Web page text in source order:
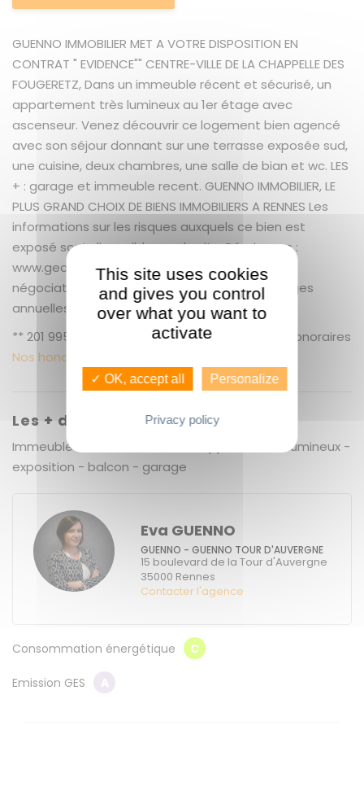
GUENNO IMMOBILIER MET A VOTRE DISPOSITION EN
CONTRAT " EVIDENCE"" CENTRE-VILLE DE LA CHAPPELLE DES
FOUGERETZ, Dans un immeuble récent et sécurisé, un
appartement très lumineux au 1er étage avec
ascenseur. Venez découvrir ce logement bien agencé
avec son séjour donnant sur une terrasse exposée sud,
une cuisine, deux chambres, une salle de bian et wc. LES
+ : garage et immeuble recent. GUENNO IMMOBILIER, LE
PLUS GRAND CHOIX DE BIENS IMMOBILIERS A RENNES Les
informations sur les risques auxquels ce bien est
exposé sont disponibles sur le site Géorisques :
www.georisques.gouv.fr + 5.21 % honoraires de
négociation TTC. Copropriété de 20 lots. Charges
annuelles : 960 euros.
** 201 995 € honoraires inclus | 192 000 € hors honoraires
Nos honoraires
Les + du bien
Immeuble récent et sécurisé - appartement lumineux -
exposition - balcon - garage
Eva GUENNO
GUENNO - GUENNO TOUR D'AUVERGNE
15 boulevard de la Tour d'Auvergne
35000 Rennes
Contacter l'agence
Consommation énergétique C
Emission GES
This site uses cookies
and gives you control
over what you want to
activate
✓ OK, accept all Personalize
Privacy policy